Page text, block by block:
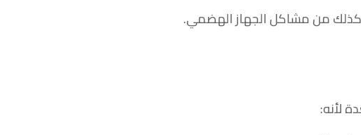
من مشاكل الجهاز الهضمي.
لأنه: